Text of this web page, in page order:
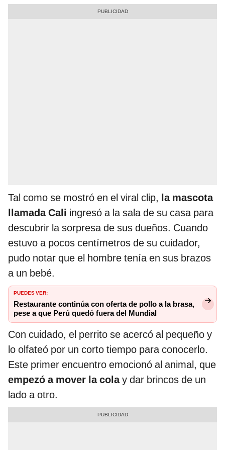
Tal como se mostró en el viral clip, la mascota
llamada Cali ingresó a la sala de su casa para
descubrir la sorpresa de sus dueños. Cuando
estuvo a pocos centímetros de su cuidador,
pudo notar que el hombre tenía en sus brazos
a un bebé.
PUEDES VER:
Restaurante continúa con oferta de pollo a la brasa,
pese a que Perú quedó fuera del Mundial
Con cuidado, el perrito se acercó al pequeño y
lo olfateó por un corto tiempo para conocerlo.
Este primer encuentro emocionó al animal, que
empezó a mover la colay dar brincos de un
lado a otro.